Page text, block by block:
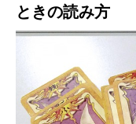
ときの読み方